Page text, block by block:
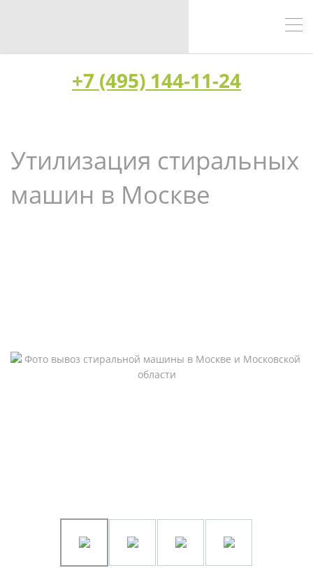
+7 (495) 144-11-24
Утилизация стиральных
машин в Москве